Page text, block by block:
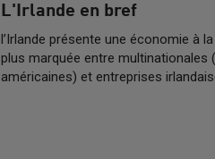
L'Irlande en bref
l’Irlande présente une économie à
plus marquée entre multinationales
américaines) et entreprises